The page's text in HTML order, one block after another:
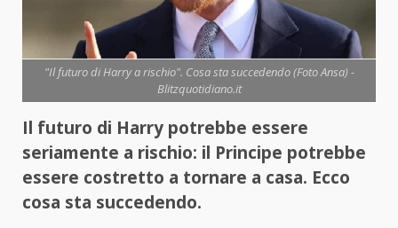
"Il futuro di Harry a rischio". Cosa sta succedendo (Foto Ansa) -
Blitzquotidiano.it
Il futuro di Harry potrebbe essere
seriamente a rischio: il Principe potrebbe
essere costretto a tornare a casa. Ecco
cosa sta succedendo.